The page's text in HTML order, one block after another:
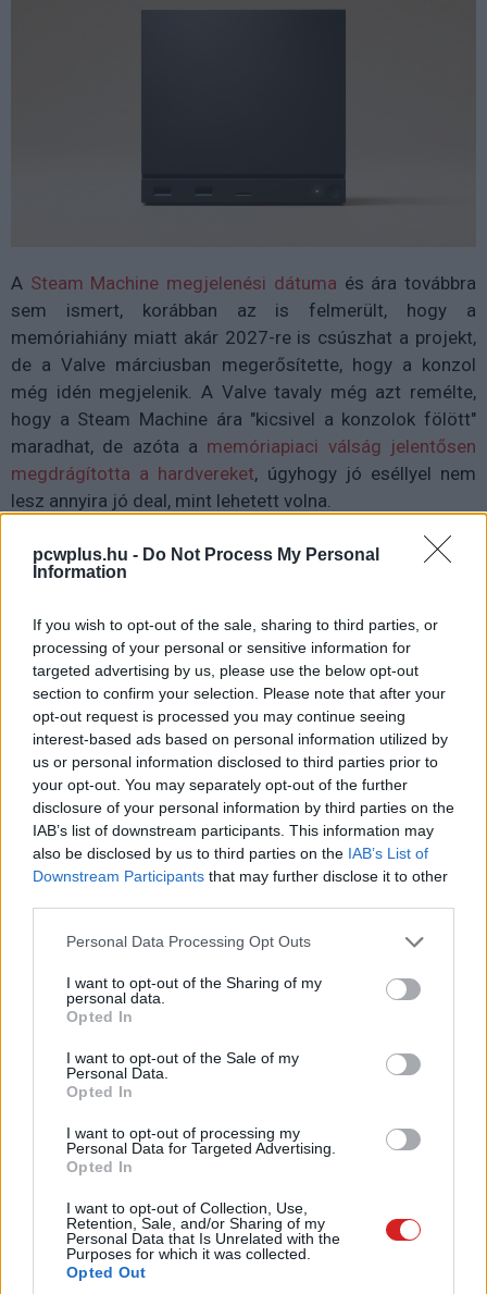
pcwplus.hu - Do Not Process My Personal
Information
If you wish to opt-out of the sale, sharing to third parties, or
processing of your personal or sensitive information for
targeted advertising by us, please use the below opt-out
section to confirm your selection. Please note that after your
opt-out request is processed you may continue seeing
interest-based ads based on personal information utilized by
us or personal information disclosed to third parties prior to
your opt-out. You may separately opt-out of the further
disclosure of your personal information by third parties on the
IAB’s list of downstream participants. This information may
also be disclosed by us to third parties on the IAB’s List of
Downstream Participants that may further disclose it to other
Please note that this website/app uses one or more Google
not limited to your visit or usage behaviour. You may click to
grant or deny consent to Google and its third-party tags to
use your data for below specified purposes in below Google
consent section.
Personal Data Processing Opt Outs
I want to opt-out of the Sharing of my
personal data.
Opted In
I want to opt-out of the Sale of my
Personal Data.
Opted In
I want to opt-out of processing my
Personal Data for Targeted Advertising.
Opted In
I want to opt-out of Collection, Use,
Retention, Sale, and/or Sharing of my
Personal Data that Is Unrelated with the
Purposes for which it was collected.
Opted Out
A Steam Machine megjelenési dátuma és ára továbbra
sem ismert, korábban az is felmerült, hogy a
memóriahiány miatt akár 2027-re is csúszhat a projekt,
de a Valve márciusban megerősítette, hogy a konzol
még idén megjelenik. A Valve tavaly még azt remélte,
hogy a Steam Machine ára "kicsivel a konzolok fölött"
maradhat, de azóta a memóriapiaci válság jelentősen
megdrágította a hardvereket, úgyhogy jó eséllyel nem
lesz annyira jó deal, mint lehetett volna.
balatoni kardioösvény (X)
4 és egy 8 km-es egészségügyi tanösvény nyílt
Balatonalmádiban.
Címkék: #steam #valve
#steam machine
#előrendelés
Úgy néz ki, hogy a Samsung
nem tett le a TriFoldról
Kedvencekhez
Mártha Dávid|2026 május 11. 19:37
Ráadásul egy kifejezetten izgalmas
újdonsággal kísérletezik, aminek minden
Samsung-rajongó eléggé fog örülni.